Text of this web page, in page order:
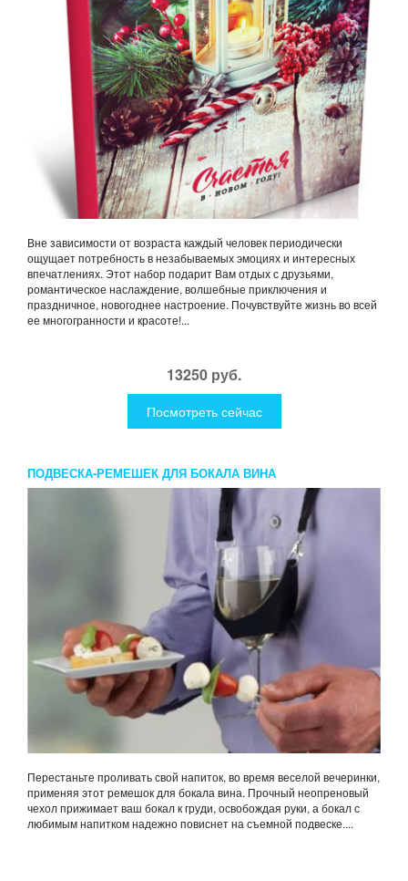
Вне зависимости от возраста каждый человек периодически
ощущает потребность в незабываемых эмоциях и интересных
впечатлениях. Этот набор подарит Вам отдых с друзьями,
романтическое наслаждение, волшебные приключения и
праздничное, новогоднее настроение. Почувствуйте жизнь во всей
ее многогранности и красоте!...
13250 руб.
Посмотреть сейчас
ПОДВЕСКА-РЕМЕШЕК ДЛЯ БОКАЛА ВИНА
Перестаньте проливать свой напиток, во время веселой вечеринки,
применяя этот ремешок для бокала вина. Прочный неопреновый
чехол прижимает ваш бокал к груди, освобождая руки, а бокал с
любимым напитком надежно повиснет на съемной подвеске....